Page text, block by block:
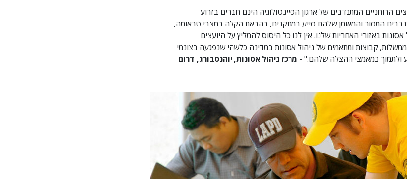
הרוחניים המתנדבים של ארגון הסיינטולוגיה הינם חברים בזרוע
המסור והמאומן שלהם סייע במתקנים, בהבאת הקלה במצבי טראומה,
באזורי האחריות שלנו. אין לנו כל היסוס להמליץ על היועצים
קבוצות ומתאמים של ניהול אסונות במדינה כלשהי שנפגעה בצונמי
ולתמוך במאמצי ההצלה שלהם." - מרכז ניהול אסונות, יוהנסבורג, דרום